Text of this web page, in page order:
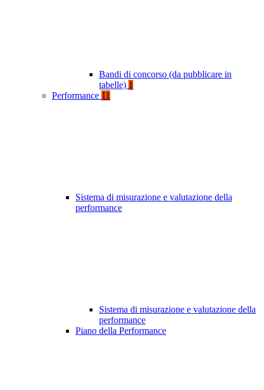
Bandi di concorso (da pubblicare in
tabelle) 1
Performance 11
Sistema di misurazione e valutazione della
performance
Sistema di misurazione e valutazione della
performance
Piano della Performance